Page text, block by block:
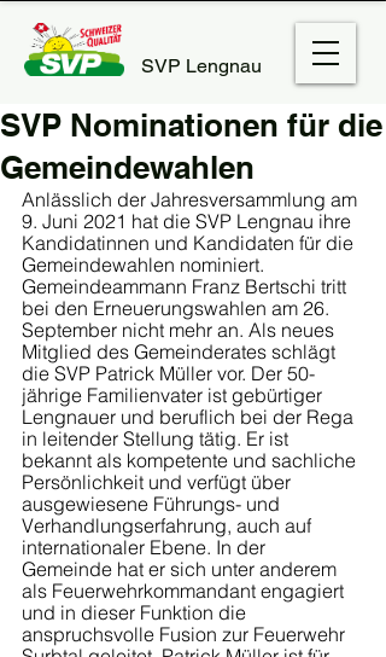
SVP Lengnau
SVP Nominationen für die
Gemeindewahlen
Anlässlich der Jahresversammlung am
9. Juni 2021 hat die SVP Lengnau ihre
Kandidatinnen und Kandidaten für die
Gemeindewahlen nominiert.
Gemeindeammann Franz Bertschi tritt
bei den Erneuerungswahlen am 26.
September nicht mehr an. Als neues
Mitglied des Gemeinderates schlägt
die SVP Patrick Müller vor. Der 50-
jährige Familienvater ist gebürtiger
Lengnauer und beruflich bei der Rega
in leitender Stellung tätig. Er ist
bekannt als kompetente und sachliche
Persönlichkeit und verfügt über
ausgewiesene Führungs- und
Verhandlungserfahrung, auch auf
internationaler Ebene. In der
Gemeinde hat er sich unter anderem
als Feuerwehrkommandant engagiert
und in dieser Funktion die
anspruchsvolle Fusion zur Feuerwehr